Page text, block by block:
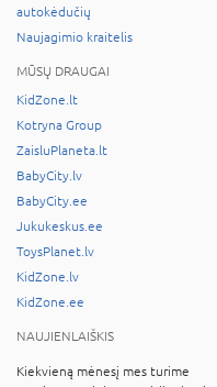
autokėdučių
Naujagimio kraitelis
MŪSŲ DRAUGAI
KidZone.lt
Kotryna Group
ZaisluPlaneta.lt
BabyCity.lv
BabyCity.ee
Jukukeskus.ee
ToysPlanet.lv
KidZone.lv
KidZone.ee
NAUJIENLAIŠKIS
Kiekvieną mėnesį mes turime